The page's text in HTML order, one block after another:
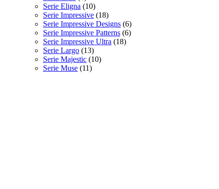
Serie Eligna (10)
Serie Impressive (18)
Serie Impressive Designs (6)
Serie Impressive Patterns (6)
Serie Impressive Ultra (18)
Serie Largo (13)
Serie Majestic (10)
Serie Muse (11)